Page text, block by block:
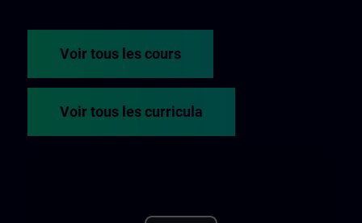
Voir tous les cours
Voir tous les curricula